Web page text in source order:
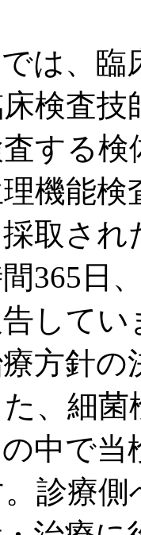
は、臨
検査
する
機能
取され
365日
して
方針
、細
中で
診療